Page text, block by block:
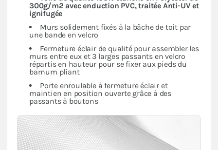
300g/m2 avec enduction PVC, traitée Anti-UV et
ignifugée
Murs solidement fixés à la bâche de toit par
une bande en velcro
Fermeture éclair de qualité pour assembler les
murs entre eux et 3 larges passants en velcro
répartis en hauteur pour se fixer aux pieds du
barnum pliant
Porte enroulable à fermeture éclair et
maintien en position ouverte grâce à des
passants à boutons